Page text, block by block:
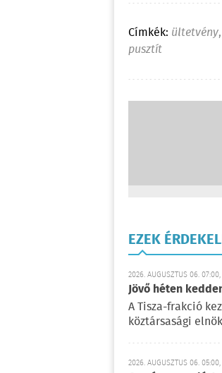
Címkék: ültetvény,
pusztít
EZEK
2026. AUGUSZTUS 06.
Jövő héten
A Tisza-frakció
köztársasági
2026. AUGUSZTUS 06.